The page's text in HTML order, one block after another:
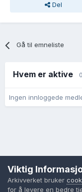
Del
Gå til emneliste
Hvem er aktive
Ingen innloggede
Viktig
Arkivverket bruker
for å levere en bedre